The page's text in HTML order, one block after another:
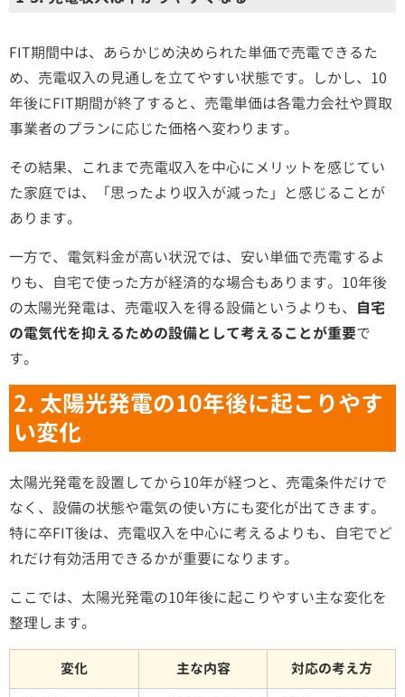
FIT期間中は、あらかじめ決められた単価で売電できるた
め、売電収入の見通しを立てやすい状態です。しかし、10
年後にFIT期間が終了すると、売電単価は各電力会社や買取
事業者のプランに応じた価格へ変わります。
その結果、これまで売電収入を中心にメリットを感じてい
た家庭では、「思ったより収入が減った」と感じることが
あります。
一方で、電気料金が高い状況では、安い単価で売電するよ
りも、自宅で使った方が経済的な場合もあります。10年後
の太陽光発電は、売電収入を得る設備というよりも、 自宅
の電気代を抑えるための設備として考えることが重要で
す。
2. 太陽光発電の10年後に起こりやす
い変化
太陽光発電を設置してから10年が経つと、売電条件だけで
なく、設備の状態や電気の使い方にも変化が出てきます。
特に卒FIT後は、売電収入を中心に考えるよりも、自宅でど
れだけ有効活用できるかが重要になります。
ここでは、太陽光発電の10年後に起こりやすい主な変化を
整理します。
変化 主な内容 対応の考え方